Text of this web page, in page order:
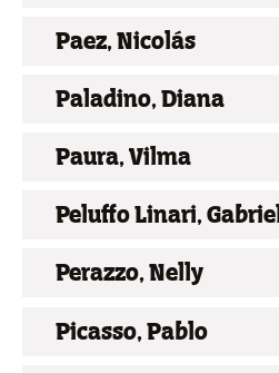
Paez, Nicolás
Paladino, Diana
Paura, Vilma
Peluffo Linari, Gabriel
Perazzo, Nelly
Picasso, Pablo